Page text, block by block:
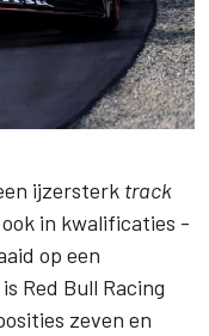
ijzersterk track
in kwalificaties -
op een
Red Bull Racing
zeven en